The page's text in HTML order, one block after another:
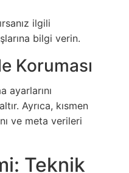
ilgili
bilgi verin.
Koruması
ayarlarını
Ayrıca, kısmen
ve meta verileri
Teknik